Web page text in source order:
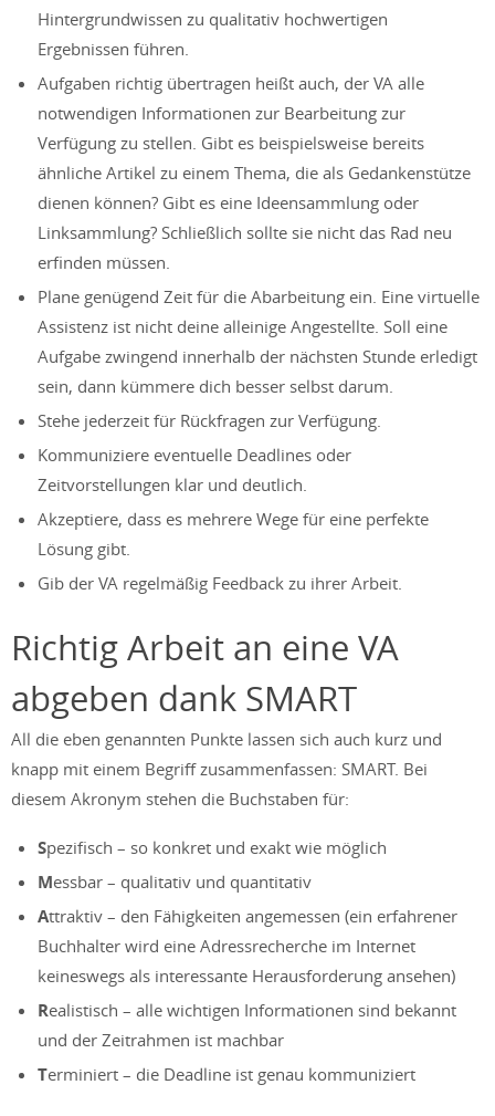
Hintergrundwissen zu qualitativ hochwertigen
Ergebnissen führen.
Aufgaben richtig übertragen heißt auch, der VA alle
notwendigen Informationen zur Bearbeitung zur
Verfügung zu stellen. Gibt es beispielsweise bereits
ähnliche Artikel zu einem Thema, die als Gedankenstütze
dienen können? Gibt es eine Ideensammlung oder
Linksammlung? Schließlich sollte sie nicht das Rad neu
erfinden müssen.
Plane genügend Zeit für die Abarbeitung ein. Eine virtuelle
Assistenz ist nicht deine alleinige Angestellte. Soll eine
Aufgabe zwingend innerhalb der nächsten Stunde erledigt
sein, dann kümmere dich besser selbst darum.
Stehe jederzeit für Rückfragen zur Verfügung.
Kommuniziere eventuelle Deadlines oder
Zeitvorstellungen klar und deutlich.
Akzeptiere, dass es mehrere Wege für eine perfekte
Lösung gibt.
Gib der VA regelmäßig Feedback zu ihrer Arbeit.
Richtig Arbeit an eine VA
abgeben dank SMART
All die eben genannten Punkte lassen sich auch kurz und
knapp mit einem Begriff zusammenfassen: SMART. Bei
diesem Akronym stehen die Buchstaben für:
Spezifisch – so konkret und exakt wie möglich
Messbar – qualitativ und quantitativ
Attraktiv – den Fähigkeiten angemessen (ein erfahrener
Buchhalter wird eine Adressrecherche im Internet
keineswegs als interessante Herausforderung ansehen)
Realistisch – alle wichtigen Informationen sind bekannt
und der Zeitrahmen ist machbar
Terminiert – die Deadline ist genau kommuniziert